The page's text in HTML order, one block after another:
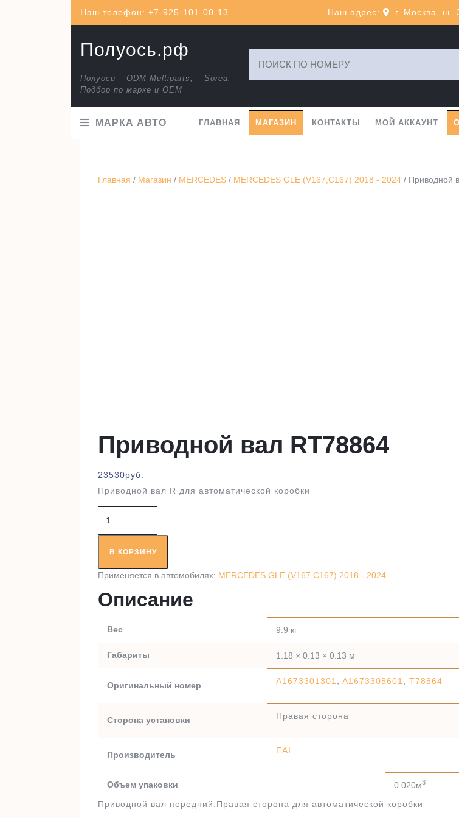
Наш телефон: +7-925-101-00-13 Наш адрес: г. Москва, ш.
Полуось.рф
Полуоси ODM-Multiparts, Sorea.
Подбор по марке и ОЕМ
МАРКА АВТО ГЛАВНАЯ МАГАЗИН КОНТАКТЫ МОЙ АККАУНТ
Главная / Магазин / MERCEDES / MERCEDES GLE (V167,C167) 2018 - 2024 / Приводной
Приводной вал RT78864
23530руб.
Приводной вал R для автоматической коробки
товара
Приводной
валВ КОРЗИНУ
Применяется в автомобилях: MERCEDES GLE (V167,C167) 2018 - 2024
Описание
Вес 9.9 кг
Габариты 1.18 × 0.13 × 0.13 м
Оригинальный номер A1673301301 A1673308601 T78864
Сторона установки Правая сторона
Производитель EAI
Объем упаковки 0.020м3
Приводной вал передний.Правая сторона для автоматической коробки